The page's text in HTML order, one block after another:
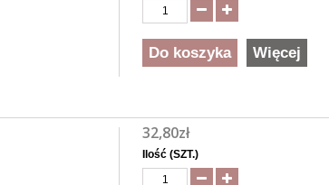
Do koszyka Więcej
32,80zł
Ilość (SZT.)